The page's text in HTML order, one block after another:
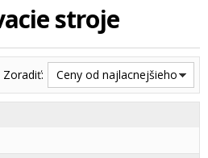
stroje
Zoradiť: Ceny od najlacnejšieho